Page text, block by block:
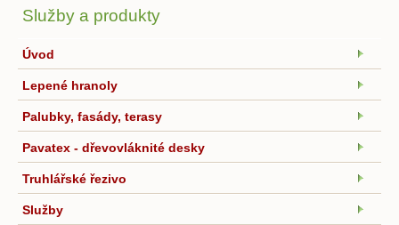
Služby a produkty
Úvod
Lepené hranoly
Palubky, fasády, terasy
Pavatex - dřevovláknité desky
Truhlářské řezivo
Služby